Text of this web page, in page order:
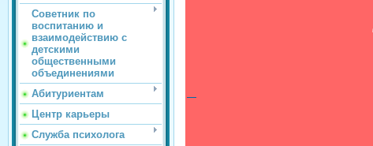
Советник по
воспитанию и
взаимодействию с
детскими
общественными
объединениями
Абитуриентам
Центр карьеры
Служба психолога